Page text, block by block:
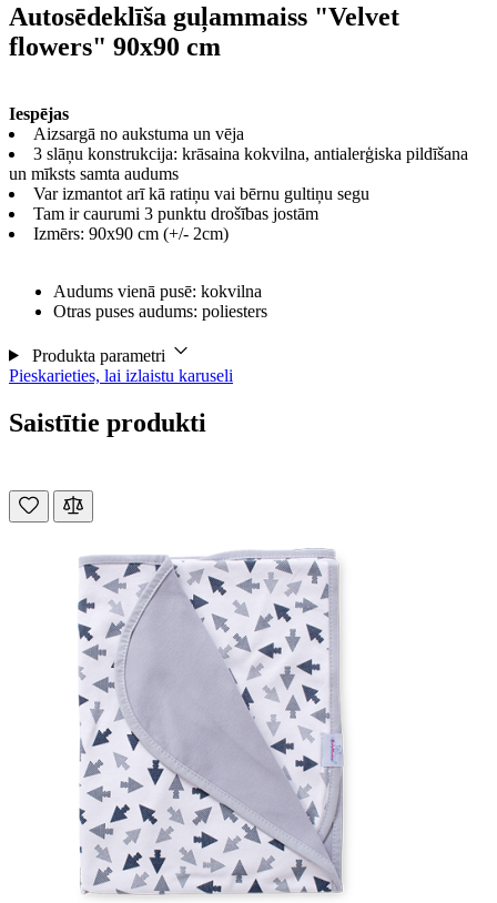
Autosēdeklīša guļammaiss "Velvet
flowers" 90x90 cm
Iespējas
Aizsargā no aukstuma un vēja
3 slāņu konstrukcija: krāsaina kokvilna, antialerģiska pildīšana
un mīksts samta audums
Var izmantot arī kā ratiņu vai bērnu gultiņu segu
Tam ir caurumi 3 punktu drošības jostām
Izmērs: 90x90 cm (+/- 2cm)
Audums vienā pusē: kokvilna
Otras puses audums: poliesters
Produkta parametri
Pieskarieties, lai izlaistu karuseli
Saistītie produkti